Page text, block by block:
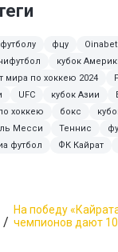
фцу Oinabet
кубок
мира по хоккею 2024
UFC кубок Азии
хоккею
бокс
Месси Теннис
футбол ФК Кайрат
На победу
чемпионов дают